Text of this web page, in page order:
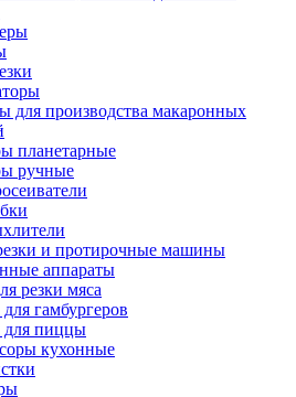
производства макаронных
планетарные
ручные
и протирочные машины
аппараты
резки мяса
гамбургеров
для пиццы
кухонные